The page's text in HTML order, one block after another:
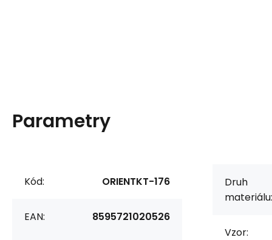
Parametry
Kód: ORIENTKT-176
EAN: 8595721020526
Druh
materiálu:
Vzor: